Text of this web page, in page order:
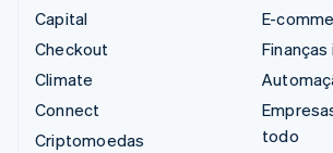
Capital
Checkout
Climate
Connect
Criptomoedas
E-
todo